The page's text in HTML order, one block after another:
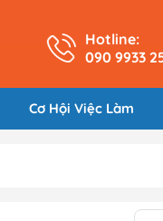
Hotline:
090 9933
Cơ Hội Việc Làm